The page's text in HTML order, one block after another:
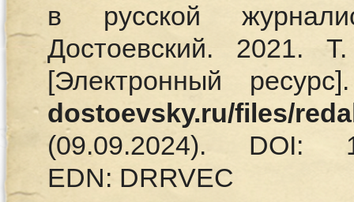
в русской
Достоевский.
[Электронный
dostoevsky.ru/files/
(09.09.2024). DOI:
EDN: DRRVEC